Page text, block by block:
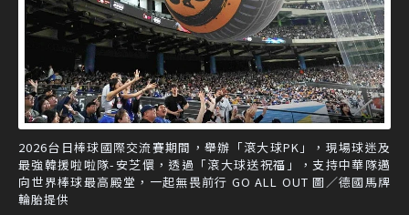
2026台日棒球國際交流賽期間，舉辦「滾大球PK」，現場球迷及
最強韓援啦啦隊-安芝儇，透過「滾大球送祝福」，支持中華隊邁
向世界棒球最高殿堂，一起無畏前行 GO ALL OUT 圖／德國馬牌
輪胎提供